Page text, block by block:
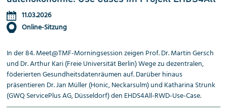
11.03.2026
Online-Sitzung
In der 84. Meet@TMF-Morningsession zeigen Prof. Dr. Martin Gersch
und Dr. Arthur Kari (Freie Universität Berlin) Wege zu dezentralen,
föderierten Gesundheitsdatenräumen auf. Darüber hinaus
präsentieren Dr. Jan Müller (Honic, Neckarsulm) und Katharina Strunk
(GWQ ServicePlus AG, Düsseldorf) den EHDS4All-RWD-Use-Case.